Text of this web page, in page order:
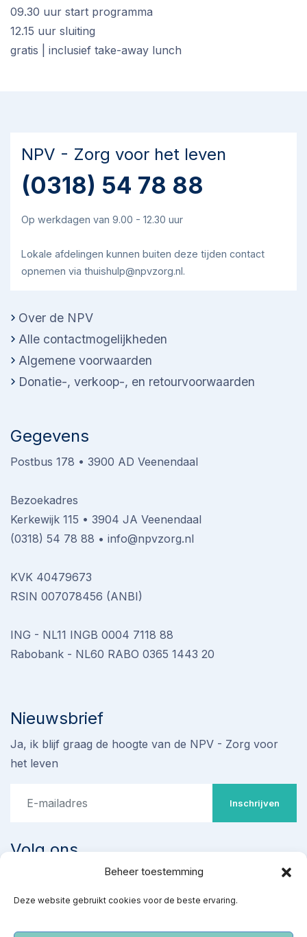
Beheer toestemming
Deze website gebruikt cookies voor de beste ervaring.
09.30 uur start programma
12.15 uur sluiting
gratis | inclusief take-away lunch
NPV - Zorg voor het leven
(0318) 54 78 88
Op werkdagen van 9.00 - 12.30 uur
Lokale afdelingen kunnen buiten deze tijden contact
opnemen via thuishulp@npvzorg.nl.
Over de NPV
Alle contactmogelijkheden
Algemene voorwaarden
Donatie-, verkoop-, en retourvoorwaarden
Gegevens
Postbus 178 • 3900 AD Veenendaal
Bezoekadres
Kerkewijk 115 • 3904 JA Veenendaal
(0318) 54 78 88 • info@npvzorg.nl
KVK 40479673
RSIN 007078456 (ANBI)
ING - NL11 INGB 0004 7118 88
Rabobank - NL60 RABO 0365 1443 20
Nieuwsbrief
Ja, ik blijf graag de hoogte van de NPV - Zorg voor
het leven
Inschrijven
Volg ons